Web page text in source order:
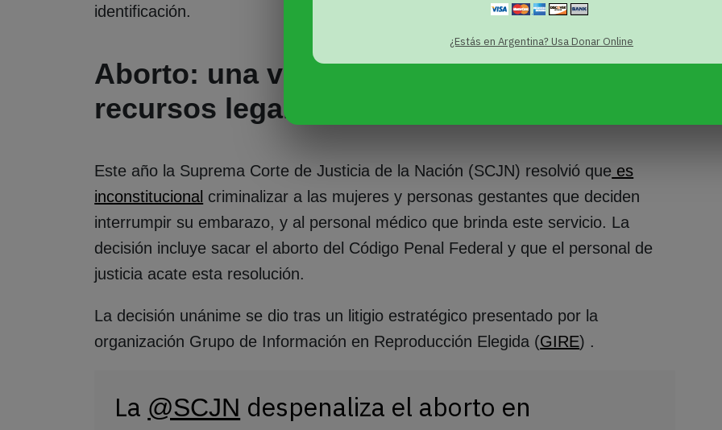
¿Estás en Argentina? Usa Donar Online
identificación.
Aborto: una victoria de los activismos y
recursos legales
Este año la Suprema Corte de Justicia de la Nación (SCJN) resolvió que es
inconstitucional criminalizar a las mujeres y personas gestantes que deciden
interrumpir su embarazo, y al personal médico que brinda este servicio. La
decisión incluye sacar el aborto del Código Penal Federal y que el personal de
justicia acate esta resolución.
La decisión unánime se dio tras un litigio estratégico presentado por la
organización Grupo de Información en Reproducción Elegida (GIRE) .
La @SCJN despenaliza el aborto en